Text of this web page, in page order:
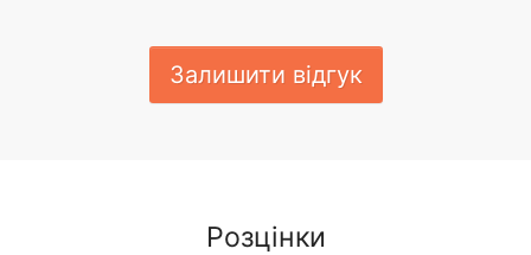
Залишити відгук
Розцінки